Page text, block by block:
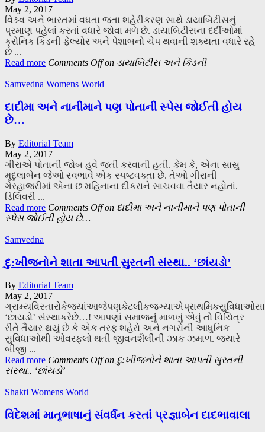
May 2, 2017
વિશ્ર્વ અને ભારતમાં વધતા જતા શહેરીકરણ સાથે ડાયાબિટીસનું
પ્રમાણ પહેલાં કરતાં વધારે જોવા મળે છે. ડાયાબિટીસના દર્દીઓમાં
ક્રોનિક કિડની ફેલ્યોર અને પેશાબનો ચેપ થવાની શક્યતા વધારે રહે
છે ...
Read more Comments Offon ડાયાબિટીસ અને કિડની
Samvedna Womens World
દાદીમા અને નાનીમાને પણ પોતાની સ્પેસ જોઈતી હોય
છે…
By Editorial Team
May 2, 2017
ગીરાએ પોતાની જોબ હવે જતી કરવાની હતી. કેમ કે, એના સાસુ
મૃદુલાબેન જેઓ સ્વભાવે એક સ્પષ્ટવક્તા છે. તેઓ ગીરાની
ગેરહાજરીમાં એના છ મહિનાના દીકરાને સાચવવા તૈયાર નહોતાં.
ડિલિવરી ...
Read more Comments Offon દાદીમા અને નાનીમાને પણ પોતાની
સ્પેસ જોઈતી હોય છે…
Samvedna
દુ:ખીજનોને શાતા આપતી સુરતની સંસ્થા.. ‘છાંયડો’
By Editorial Team
May 2, 2017
‘છાયડો’ સંસ્થાકરેછે…! આપણાં સમાજનું માળખું એવું તો વિચિત્ર
રીતે તૈયાર થયું છે કે એક તરફ શહેરો અને નગરોની આધુનિક
સુવિધાઓથી ઓવરફ્લો થતી જીવનશૈલીની ઝાક ઝમાળ. જ્યારે
બીજી ...
Read more Comments Offon દુ:ખીજનોને શાતા આપતી સુરતની
સંસ્થા.. ‘છાંયડો’
Shakti Womens World
વિદેશમાં માતૃભાષાનું સંવર્ધન કરતાં પ્રજ્ઞાબેન દાદભાવાલા